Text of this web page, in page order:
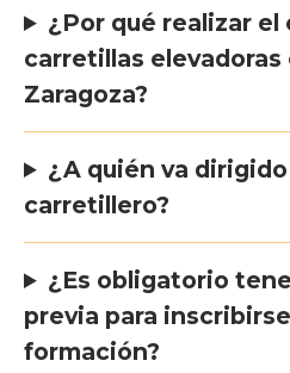
¿Por qué realizar el
carretillas elevadoras
Zaragoza?
¿A quién va
carretillero?
¿Es obligatorio
previa para
formación?